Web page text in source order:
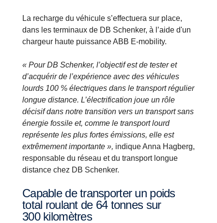
La recharge du véhicule s’effectuera sur place,
dans les terminaux de DB Schenker, à l’aide d'un
chargeur haute puissance ABB E-mobility.
« Pour DB Schenker, l’objectif est de tester et
d’acquérir de l’expérience avec des véhicules
lourds 100 % électriques dans le transport régulier
longue distance. L’électrification joue un rôle
décisif dans notre transition vers un transport sans
énergie fossile et, comme le transport lourd
représente les plus fortes émissions, elle est
extrêmement importante », indique Anna Hagberg,
responsable du réseau et du transport longue
distance chez DB Schenker.
Capable de transporter un poids
total roulant de 64 tonnes sur
300 kilomètres